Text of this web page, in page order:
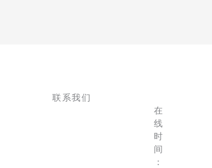
联系我们
在
线
时
间
：